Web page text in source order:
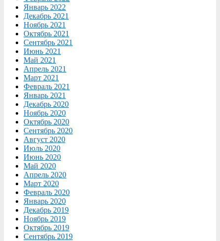
Январь 2022
Декабрь 2021
Ноябрь 2021
Октябрь 2021
Сентябрь 2021
Июнь 2021
Май 2021
Апрель 2021
Март 2021
Февраль 2021
Январь 2021
Декабрь 2020
Ноябрь 2020
Октябрь 2020
Сентябрь 2020
Август 2020
Июль 2020
Июнь 2020
Май 2020
Апрель 2020
Март 2020
Февраль 2020
Январь 2020
Декабрь 2019
Ноябрь 2019
Октябрь 2019
Сентябрь 2019